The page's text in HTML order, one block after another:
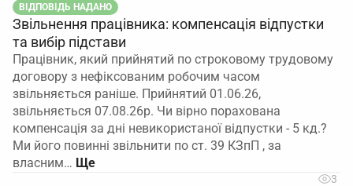
ВІДПОВІДЬ НАДАНО
Звільнення працівника: компенсація відпустки
та вибір підстави
Працівник, який прийнятий по строковому трудовому
договору з нефіксованим робочим часом
звільняється раніше. Прийнятий 01.06.26,
звільняється 07.08.26р. Чи вірно порахована
компенсація за дні невикористаної відпустки - 5 кд.?
Ми його повинні звільнити по ст. 39 КЗпП , за
власним…
3